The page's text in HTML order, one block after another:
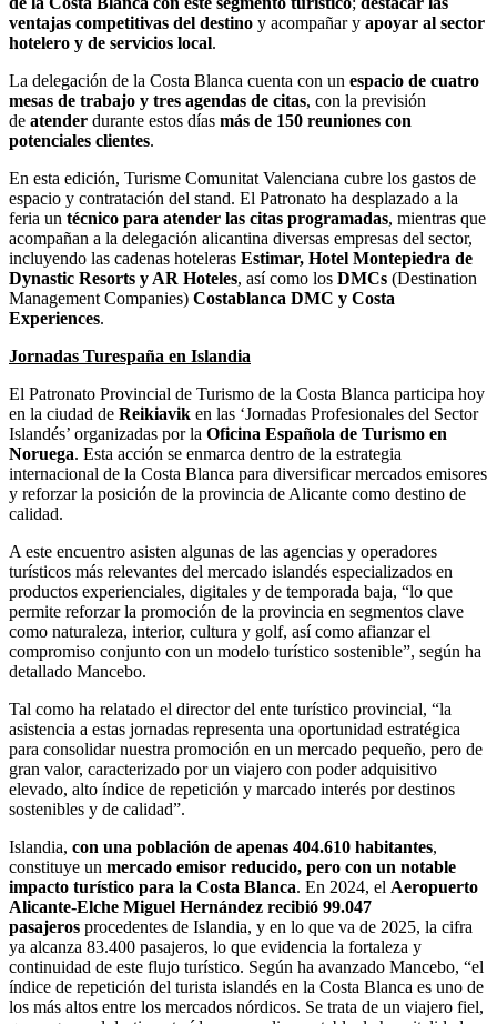
ventajas competitivas del destino y acompañar y apoyar al sector
hotelero y de servicios local.
La delegación de la Costa Blanca cuenta con un espacio de cuatro
mesas de trabajo y tres agendas de citas, con la previsión
de atender durante estos días más de 150 reuniones con
potenciales clientes.
En esta edición, Turisme Comunitat Valenciana cubre los gastos de
espacio y contratación del stand. El Patronato ha desplazado a la
feria un técnico para atender las citas programadas, mientras que
acompañan a la delegación alicantina diversas empresas del sector,
incluyendo las cadenas hoteleras Estimar, Hotel Montepiedra de
Dynastic Resorts y AR Hoteles, así como los DMCs (Destination
Management Companies) Costablanca DMC y Costa
Experiences.
Jornadas Turespaña en Islandia
El Patronato Provincial de Turismo de la Costa Blanca participa hoy
en la ciudad de Reikiavik en las ‘Jornadas Profesionales del Sector
Islandés’ organizadas por la Oficina Española de Turismo en
Noruega. Esta acción se enmarca dentro de la estrategia
internacional de la Costa Blanca para diversificar mercados emisores
y reforzar la posición de la provincia de Alicante como destino de
calidad.
A este encuentro asisten algunas de las agencias y operadores
turísticos más relevantes del mercado islandés especializados en
productos experienciales, digitales y de temporada baja, “lo que
permite reforzar la promoción de la provincia en segmentos clave
como naturaleza, interior, cultura y golf, así como afianzar el
compromiso conjunto con un modelo turístico sostenible”, según ha
detallado Mancebo.
Tal como ha relatado el director del ente turístico provincial, “la
asistencia a estas jornadas representa una oportunidad estratégica
para consolidar nuestra promoción en un mercado pequeño, pero de
gran valor, caracterizado por un viajero con poder adquisitivo
elevado, alto índice de repetición y marcado interés por destinos
sostenibles y de calidad”.
Islandia, con una población de apenas 404.610 habitantes,
constituye un mercado emisor reducido, pero con un notable
impacto turístico para la Costa Blanca. En 2024, el Aeropuerto
Alicante-Elche Miguel Hernández recibió 99.047
pasajeros procedentes de Islandia, y en lo que va de 2025, la cifra
ya alcanza 83.400 pasajeros, lo que evidencia la fortaleza y
continuidad de este flujo turístico. Según ha avanzado Mancebo, “el
índice de repetición del turista islandés en la Costa Blanca es uno de
los más altos entre los mercados nórdicos. Se trata de un viajero fiel,